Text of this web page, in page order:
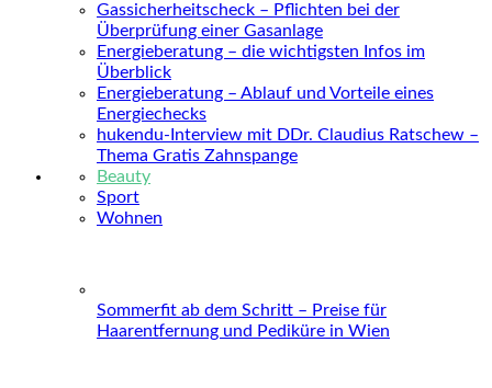
Gassicherheitscheck – Pflichten bei der
Überprüfung einer Gasanlage
Energieberatung – die wichtigsten Infos im
Überblick
Energieberatung – Ablauf und Vorteile eines
Energiechecks
hukendu-Interview mit DDr. Claudius Ratschew –
Thema Gratis Zahnspange
Beauty
Sport
Wohnen
Sommerfit ab dem Schritt – Preise für
Haarentfernung und Pediküre in Wien